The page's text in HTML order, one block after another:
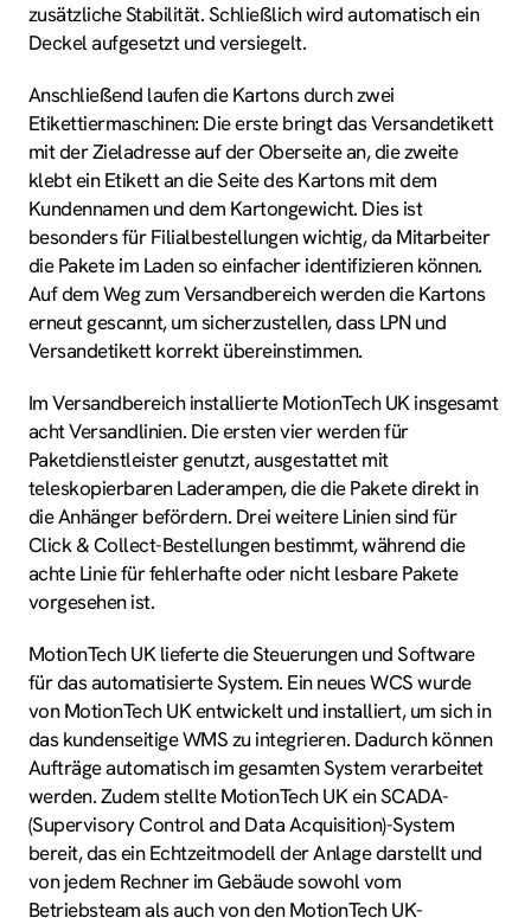
zusätzliche Stabilität. Schließlich wird automatisch ein
Deckel aufgesetzt und versiegelt.
Anschließend laufen die Kartons durch zwei
Etikettiermaschinen: Die erste bringt das Versandetikett
mit der Zieladresse auf der Oberseite an, die zweite
klebt ein Etikett an die Seite des Kartons mit dem
Kundennamen und dem Kartongewicht. Dies ist
besonders für Filialbestellungen wichtig, da Mitarbeiter
die Pakete im Laden so einfacher identifizieren können.
Auf dem Weg zum Versandbereich werden die Kartons
erneut gescannt, um sicherzustellen, dass LPN und
Versandetikett korrekt übereinstimmen.
Im Versandbereich installierte MotionTech UK insgesamt
acht Versandlinien. Die ersten vier werden für
Paketdienstleister genutzt, ausgestattet mit
teleskopierbaren Laderampen, die die Pakete direkt in
die Anhänger befördern. Drei weitere Linien sind für
Click & Collect-Bestellungen bestimmt, während die
achte Linie für fehlerhafte oder nicht lesbare Pakete
vorgesehen ist.
MotionTech UK lieferte die Steuerungen und Software
für das automatisierte System. Ein neues WCS wurde
von MotionTech UK entwickelt und installiert, um sich in
das kundenseitige WMS zu integrieren. Dadurch können
Aufträge automatisch im gesamten System verarbeitet
werden. Zudem stellte MotionTech UK ein SCADA-
(Supervisory Control and Data Acquisition)-System
bereit, das ein Echtzeitmodell der Anlage darstellt und
von jedem Rechner im Gebäude sowohl vom
Betriebsteam als auch von den MotionTech UK-